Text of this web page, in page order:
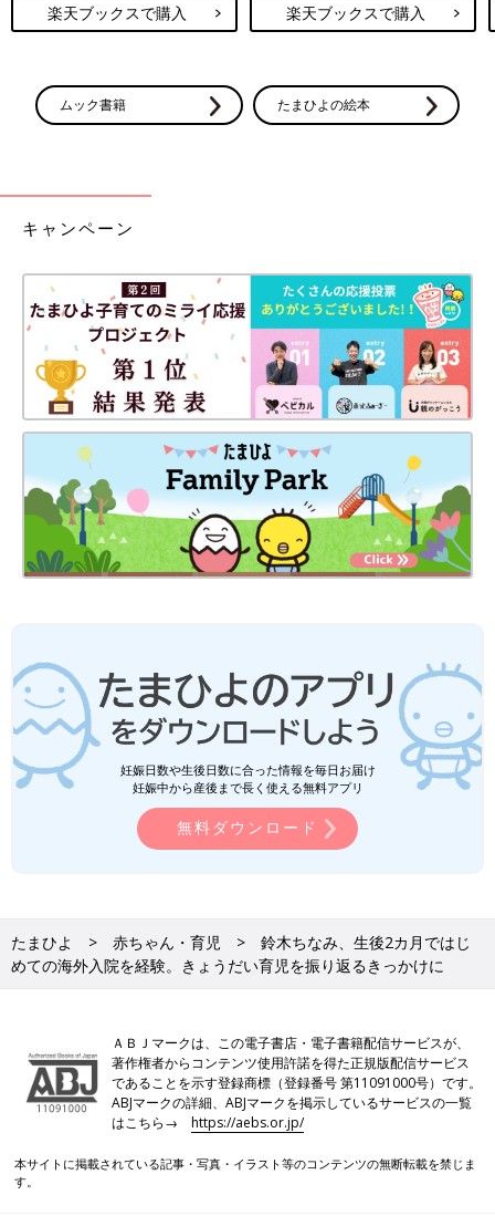
楽天ブックスで購入 楽天ブックスで購入
ムック書籍 たまひよの絵本
キャンペーン
妊娠日数や生後日数に合った情報を毎日お届け
妊娠中から産後まで長く使える無料アプリ
無料ダウンロード
たまひよ 赤ちゃん・育児
鈴木ちなみ、生後2カ月ではじ
めての海外入院を経験。きょうだい育児を振り返るきっかけに
ＡＢＪマークは、この電子書店・電子書籍配信サービスが、
著作権者からコンテンツ使用許諾を得た正規版配信サービス
であることを示す登録商標（登録番号 第11091000号）です。
ABJマークの詳細、ABJマークを掲示しているサービスの一覧
はこちら→https://aebs.or.jp/
本サイトに掲載されている記事・写真・イラスト等のコンテンツの無断転載を禁じま
す。